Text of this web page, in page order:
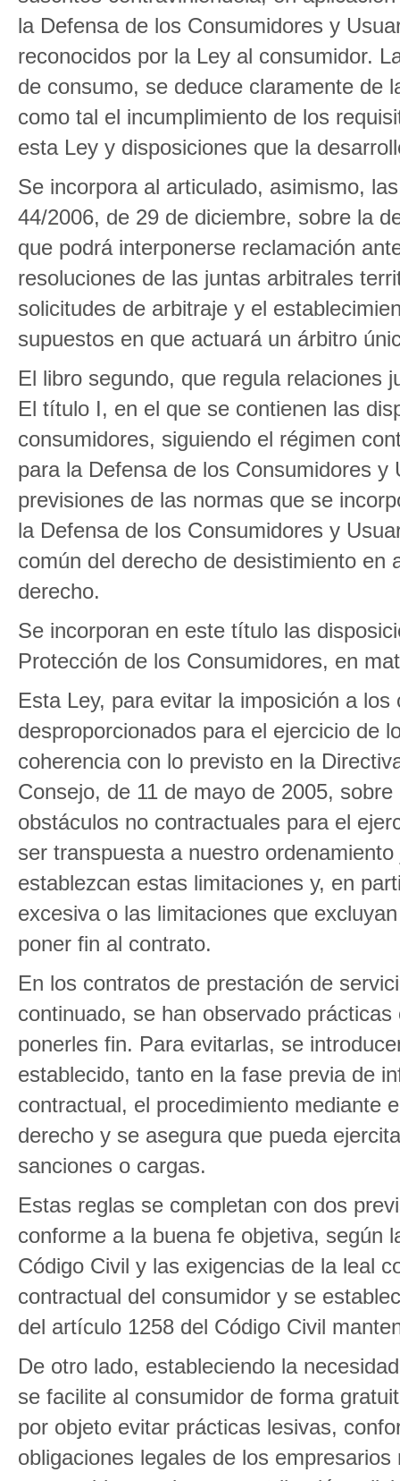
la Defensa de los Consumidores y
reconocidos por la Ley al consumidor.
de consumo, se deduce claramente de
como tal el incumplimiento de los
esta Ley y disposiciones que la
Se incorpora al articulado, asimismo,
44/2006, de 29 de diciembre, sobre la
que podrá interponerse reclamación
resoluciones de las juntas arbitrales
solicitudes de arbitraje y el
supuestos en que actuará un árbitro
El libro segundo, que regula relaciones
El título I, en el que se contienen las
consumidores, siguiendo el régimen
para la Defensa de los Consumidores
previsiones de las normas que se
la Defensa de los Consumidores y
común del derecho de desistimiento en
derecho.
Se incorporan en este título las
Protección de los Consumidores, en
Esta Ley, para evitar la imposición a
desproporcionados para el ejercicio de
coherencia con lo previsto en la
Consejo, de 11 de mayo de 2005,
obstáculos no contractuales para el
ser transpuesta a nuestro
establezcan estas limitaciones y, en
excesiva o las limitaciones que
poner fin al contrato.
En los contratos de prestación de
continuado, se han observado
ponerles fin. Para evitarlas, se
establecido, tanto en la fase previa de
contractual, el procedimiento mediante
derecho y se asegura que pueda
sanciones o cargas.
Estas reglas se completan con dos
conforme a la buena fe objetiva, según
Código Civil y las exigencias de la leal
contractual del consumidor y se
del artículo 1258 del Código Civil
De otro lado, estableciendo la
se facilite al consumidor de forma
por objeto evitar prácticas lesivas,
obligaciones legales de los